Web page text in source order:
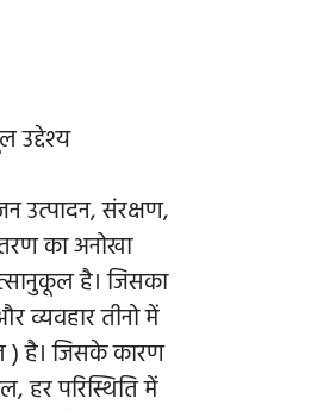
उद्देश्य
उत्पादन, संरक्षण,
का अनोखा
है। जिसका
व्यवहार तीनो में
) है। जिसके कारण
हर परिस्थिति में